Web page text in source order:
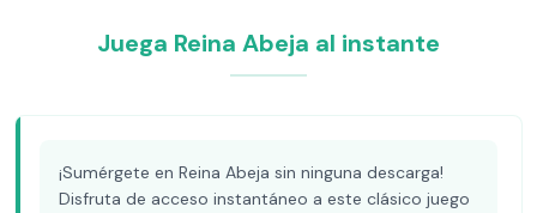
Juega Reina Abeja al instante
¡Sumérgete en Reina Abeja sin ninguna descarga!
Disfruta de acceso instantáneo a este clásico juego